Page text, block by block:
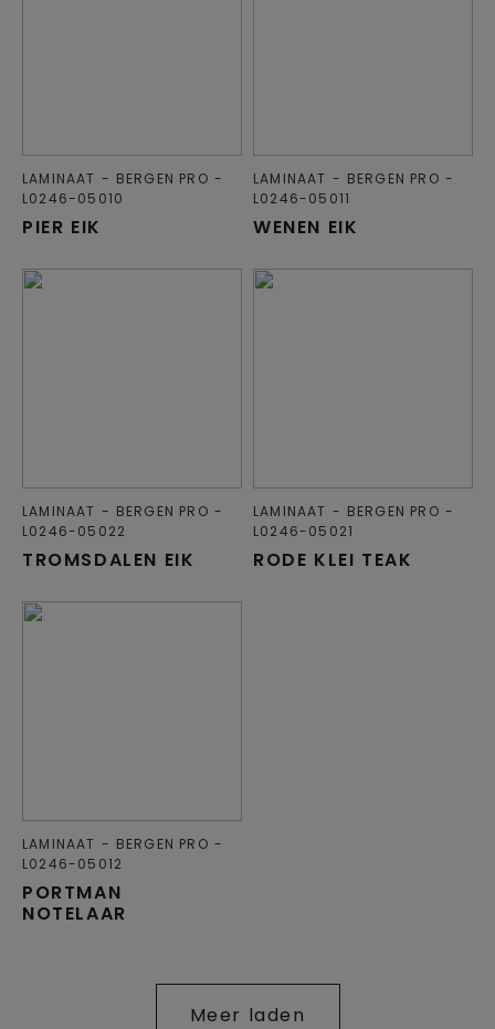
PIER EIK
LAMINAAT
BERGEN PRO
L0246-05010
WENEN EIK
LAMINAAT
BERGEN PRO
L0246-05011
TROMSDALEN EIK
LAMINAAT
BERGEN PRO
L0246-05022
RODE KLEI TEAK
LAMINAAT
BERGEN PRO
L0246-05021
PORTMAN
NOTELAAR
LAMINAAT
BERGEN PRO
L0246-05012
Meer laden